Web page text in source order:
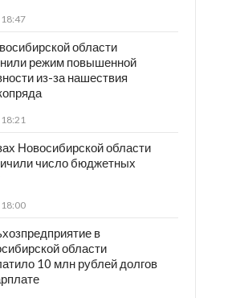
18:47
области
режим повышенной
из-за нашествия
18:21
Новосибирской области
число бюджетных
18:00
в
области
10 млн рублей долгов